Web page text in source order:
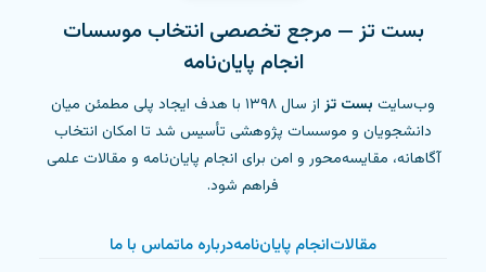
بست تز — مرجع تخصصی انتخاب موسسات
انجام پایان‌نامه
وب‌سایت بست تز
از سال ۱۳۹۸ با هدف ایجاد پلی مطمئن میان
دانشجویان و موسسات پژوهشی تأسیس شد تا امکان انتخاب
آگاهانه، مقایسه‌محور و امن برای انجام پایان‌نامه و مقالات علمی
فراهم شود.
مقالاتانجام پایان‌نامهدرباره ماتماس با ما